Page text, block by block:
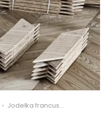
Jodełka francuska – do jakich pomieszczeń się sprawdzi?